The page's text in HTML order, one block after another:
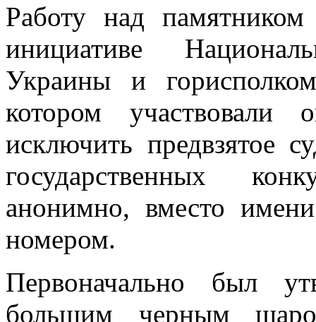
Работу над
инициативе
Украины и
котором участвовали
исключить предвзятое
государственных
анонимно, вместо
номером.
Первоначально был
большим черным